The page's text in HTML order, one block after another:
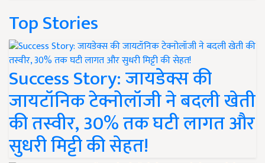
Top Stories
Success Story: जायडेक्स की
जायटॉनिक टेक्नोलॉजी ने बदली खेती
की तस्वीर, 30% तक घटी लागत और
सुधरी मिट्टी की सेहत!